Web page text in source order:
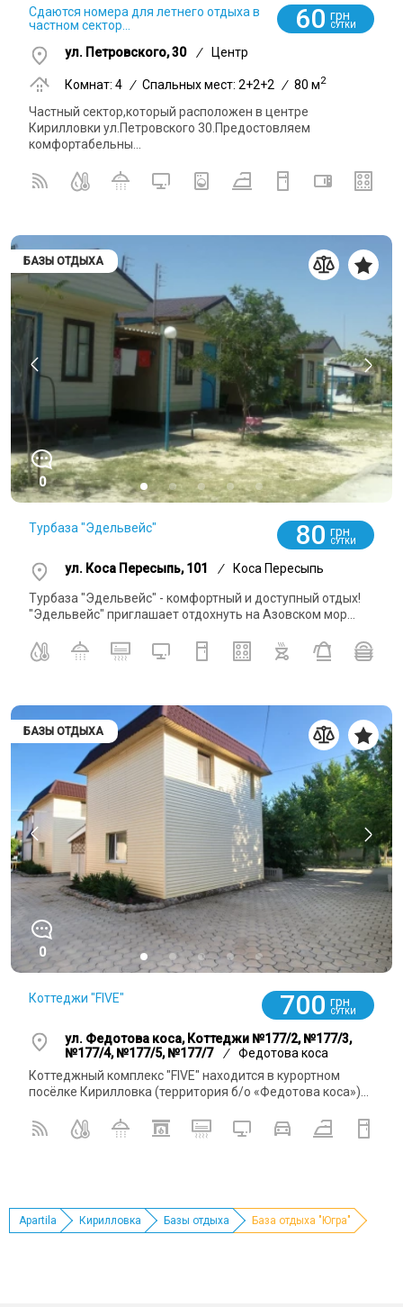
Сдаются номера для летнего отдыха в
частном сектор...
60 грн
СУТКИ
ул. Петровского, 30 / Центр
Комнат: 4 / Спальных мест: 2+2+2 / 80 м2
Частный сектор,который расположен в центре
Кирилловки ул.Петровского 30.Предостовляем
комфортабельны...
БАЗЫ ОТДЫХА
0
Турбаза "Эдельвейс" 80 грн
СУТКИ
ул. Коса Пересыпь, 101 / Коса Пересыпь
Турбаза "Эдельвейс" - комфортный и доступный отдых!
"Эдельвейс" приглашает отдохнуть на Азовском мор...
БАЗЫ ОТДЫХА
0
Коттеджи "FIVE" 700 грн
СУТКИ
ул. Федотова коса, Коттеджи №177/2, №177/3,
№177/4, №177/5, №177/7
/
Федотова коса
Коттеджный комплекс "FIVE" находится в курортном
посёлке Кирилловка (территория б/о «Федотова коса»)...
Apartila Кирилловка Базы отдыха База отдыха "Югра"